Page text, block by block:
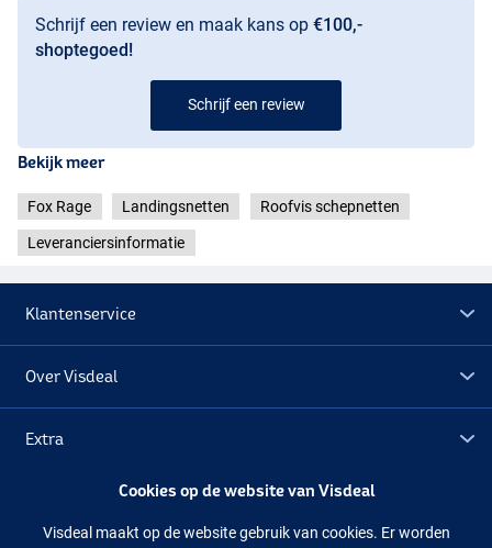
Schrijf een review en maak kans op €100,-
shoptegoed!
Schrijf een review
Bekijk meer
Fox Rage Landingsnetten Roofvis schepnetten
Leveranciersinformatie
Klantenservice
Over Visdeal
Extra
Cookies op de website van Visdeal
Visdeal maakt op de website gebruik van cookies. Er worden